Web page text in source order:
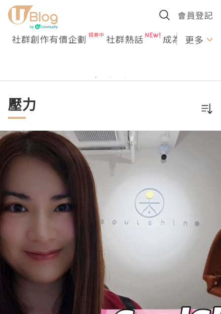
會員登記
社群創作有價企劃 社群熱話 成為U更多
壓力